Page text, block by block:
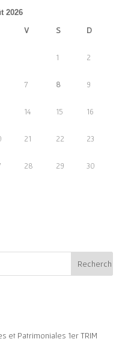
2026
V S D
1 2
7 8 9
14 15 16
21 22 23
28 29 30
et Patrimoniales 1er TRIM